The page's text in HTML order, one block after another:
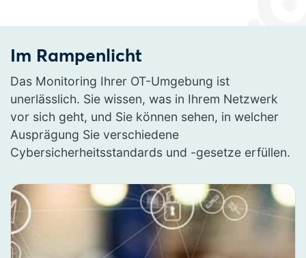
Im Rampenlicht
Das Monitoring Ihrer OT-Umgebung ist
unerlässlich. Sie wissen, was in Ihrem Netzwerk
vor sich geht, und Sie können sehen, in welcher
Ausprägung Sie verschiedene
Cybersicherheitsstandards und -gesetze erfüllen.